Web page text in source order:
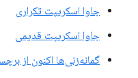
جاوا اسکریپت تکراری
جاوا اسکریپت قدیمی
گمانه‌زنی‌ها اکنون از